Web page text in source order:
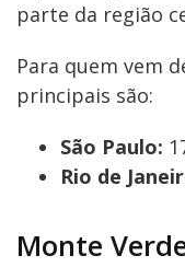
parte da região
Para quem vem
principais são:
São Paulo:
Rio de
Monte